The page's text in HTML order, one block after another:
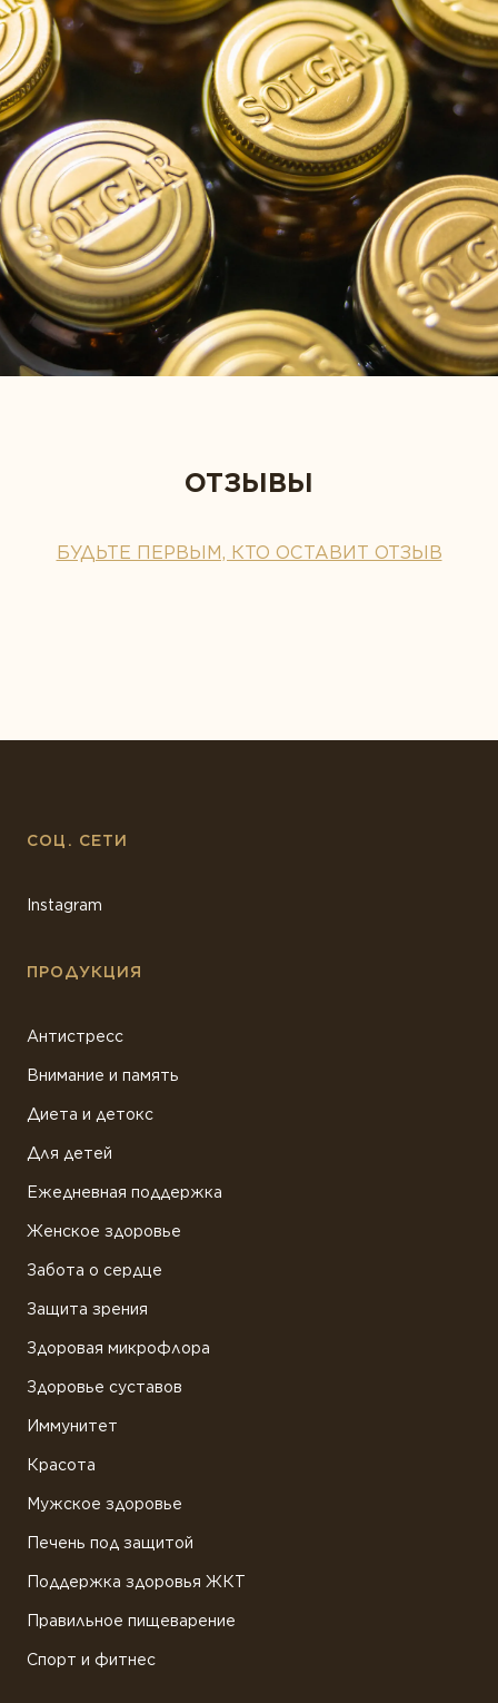
ОТЗЫВЫ
БУДЬТЕ ПЕРВЫМ, КТО ОСТАВИТ ОТЗЫВ
СОЦ. СЕТИ
Instagram
ПРОДУКЦИЯ
Антистресс
Внимание и память
Диета и детокс
Для детей
Ежедневная поддержка
Женское здоровье
Забота о сердце
Защита зрения
Здоровая микрофлора
Здоровье суставов
Иммунитет
Красота
Мужское здоровье
Печень под защитой
Поддержка здоровья ЖКТ
Правильное пищеварение
Спорт и фитнес